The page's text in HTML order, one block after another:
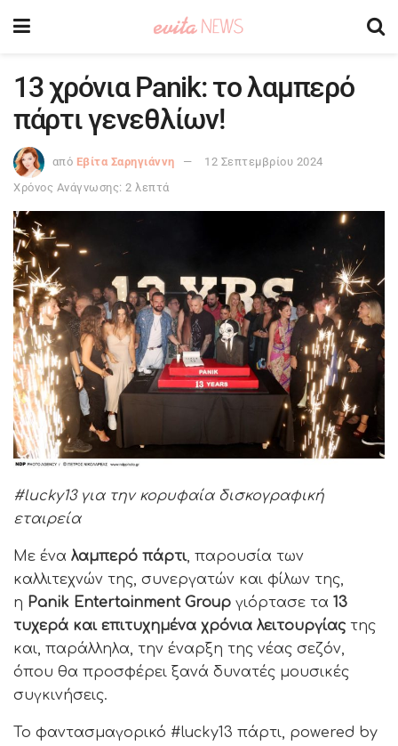
13 χρόνια Panik: το λαμπερό
πάρτι γενεθλίων!
από Εβίτα Σαρηγιάννη
12 Σεπτεμβρίου 2024
Χρόνος Ανάγνωσης: 2 λεπτά
#lucky13 για την κορυφαία δισκογραφική
εταιρεία
Με ένα λαμπερό πάρτι, παρουσία των
καλλιτεχνών της, συνεργατών και φίλων της,
η Panik Entertainment Group γιόρτασε τα 13
τυχερά και επιτυχημένα χρόνια λειτουργίας της
και, παράλληλα, την έναρξη της νέας σεζόν,
όπου θα προσφέρει ξανά δυνατές μουσικές
συγκινήσεις.
Το φαντασμαγορικό #lucky13 πάρτι, powered by